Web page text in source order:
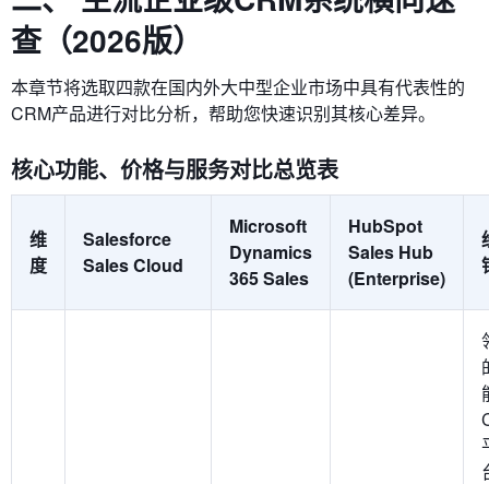
查（2026版）
本章节将选取四款在国内外大中型企业市场中具有代表性的
CRM产品进行对比分析，帮助您快速识别其核心差异。
核心功能、价格与服务对比总览表
维
度
Salesforce
Sales Cloud
Microsoft
Dynamics
365 Sales
HubSpot
Sales Hub
(Enterprise)